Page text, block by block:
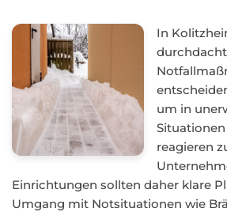
In
um in
reagieren
Einrichtungen sollten daher klare
Umgang mit Notsituationen wie